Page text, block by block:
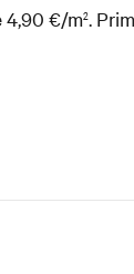
4,90 €/m2 .